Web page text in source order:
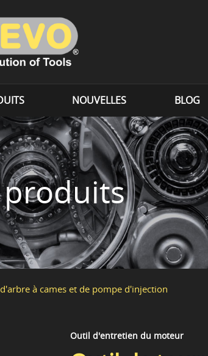
NOUVELLES BLOG
produits
à cames et de pompe d'injection
Outil d'entretien du moteur